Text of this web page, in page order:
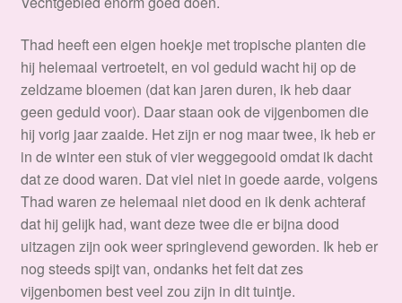
Thad heeft een eigen hoekje met tropische planten die
hij helemaal vertroetelt, en vol geduld wacht hij op de
zeldzame bloemen (dat kan jaren duren, ik heb daar
geen geduld voor). Daar staan ook de vijgenbomen die
hij vorig jaar zaaide. Het zijn er nog maar twee, ik heb er
in de winter een stuk of vier weggegooid omdat ik dacht
dat ze dood waren. Dat viel niet in goede aarde, volgens
Thad waren ze helemaal niet dood en ik denk achteraf
dat hij gelijk had, want deze twee die er bijna dood
uitzagen zijn ook weer springlevend geworden. Ik heb er
nog steeds spijt van, ondanks het feit dat zes
vijgenbomen best veel zou zijn in dit tuintje.